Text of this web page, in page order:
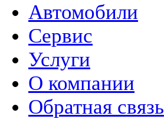
Автомобили
Сервис
Услуги
О компании
Обратная связь